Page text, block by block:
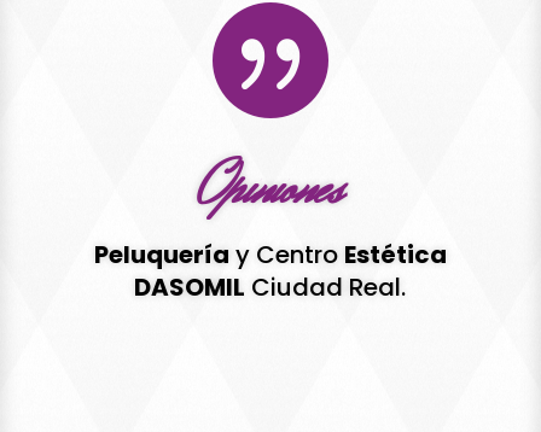

Opiniones
Peluquería y Centro Estética
DASOMIL Ciudad Real.